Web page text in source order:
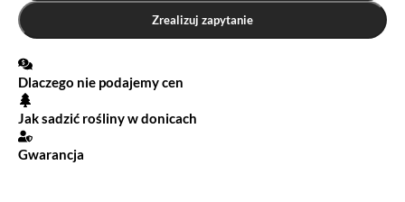
Zrealizuj zapytanie
Dlaczego nie podajemy cen
Jak sadzić rośliny w donicach
Gwarancja